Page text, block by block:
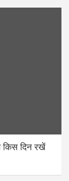
किस दिन रखें